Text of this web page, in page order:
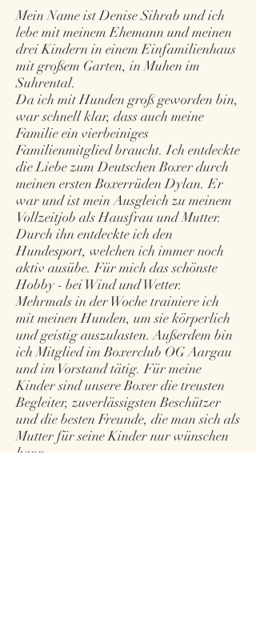
Mein Name ist Denise Sihrab und ich
lebe mit meinem Ehemann und meinen
drei Kindern in einem Einfamilienhaus
mit großem Garten, in Muhen im
Suhrental.
Da ich mit Hunden groß geworden bin,
war schnell klar, dass auch meine
Familie ein vierbeiniges
Familienmitglied braucht. Ich entdeckte
die Liebe zum Deutschen Boxer durch
meinen ersten Boxerrüden Dylan. Er
war und ist mein Ausgleich zu meinem
Vollzeitjob als Hausfrau und Mutter.
Durch ihn entdeckte ich den
Hundesport, welchen ich immer noch
aktiv ausübe. Für mich das schönste
Hobby - bei Wind und Wetter.
Mehrmals in der Woche trainiere ich
mit meinen Hunden, um sie körperlich
und geistig auszulasten. Außerdem bin
ich Mitglied im Boxerclub OG Aargau
und im Vorstand tätig. Für meine
Kinder sind unsere Boxer die treusten
Begleiter, zuverlässigsten Beschützer
und die besten Freunde, die man sich als
Mutter für seine Kinder nur wünschen
kann.